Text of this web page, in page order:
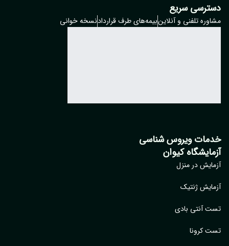
سریع
تلفنی و آنلاینبیمه‌های طرف قراردادنسخه خوانی
ویروس شناسی
کیوان
در منزل
ژنتیک
آنتی بادی
کرونا